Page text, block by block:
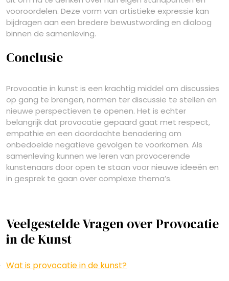
vooroordelen. Deze vorm van artistieke expressie kan
bijdragen aan een bredere bewustwording en dialoog
binnen de samenleving.
Conclusie
Provocatie in kunst is een krachtig middel om discussies
op gang te brengen, normen ter discussie te stellen en
nieuwe perspectieven te openen. Het is echter
belangrijk dat provocatie gepaard gaat met respect,
empathie en een doordachte benadering om
onbedoelde negatieve gevolgen te voorkomen. Als
samenleving kunnen we leren van provocerende
kunstenaars door open te staan voor nieuwe ideeën en
in gesprek te gaan over complexe thema’s.
Veelgestelde Vragen over Provocatie
in de Kunst
Wat is provocatie in de kunst?